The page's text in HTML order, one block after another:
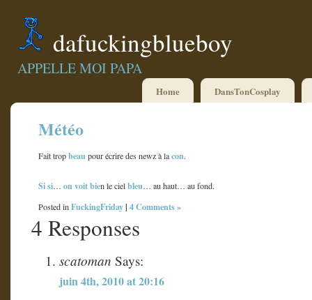
dafuckingblueboy
APPELLE MOI PAPA
Home DansTonCosplay
Météo
Fait tropbeaupour écrire des newz à lacon.
Si si… on voit bien le cielbleu… au haut… au fond.
Posted inFuckingFriday| 4 Comments »
4 Responses
scatoman Says:
juin 4th, 2010 at 20:16